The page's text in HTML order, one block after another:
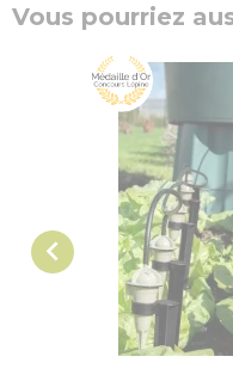
Vous pourriez
